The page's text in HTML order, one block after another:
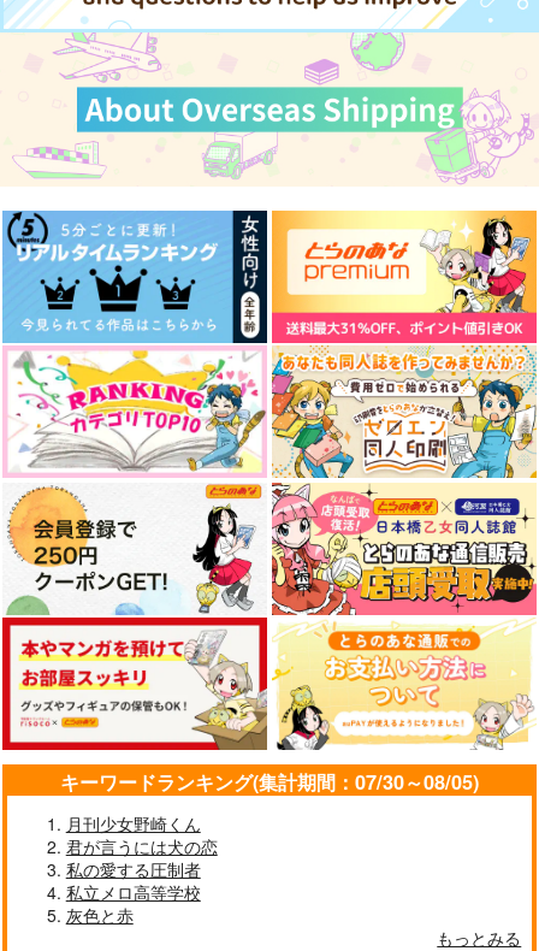
静けさが心に染み入る
はちみつみかん
（税込）
アルハイゼン
サンプル
作品詳細
柴チヒゆるゆる会報
Curran Colon
300円（税込）
柴登吾×六平千鉱
サンプル
作品詳細
Too Over!
はちみつノイズ
787円 （税込）
松野一松×松野おそ松
サンプル
作品詳細
学ぼう！基礎授業
はちみつみかん
900円 （税込）
アルハイゼン
サンプル
作品詳細
はい、もしもし
銀木犀
787円 （税込）
三ツ谷隆×花垣武道
サンプル
作品詳細
ゆっくりデートさせろ
リナリアを贈る
472円（税込）
三ツ谷隆×女夢主
サンプル
作品詳細
サンプル
カート
キーワードランキング(集計期間：07/30～08/05)
月刊少女野崎くん
君が言うには犬の恋
私の愛する圧制者
私立メロ高等学校
灰色と赤
もっとみる